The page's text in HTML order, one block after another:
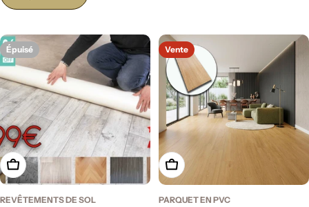
Épuisé
Choisissez les options
REVÊTEMENTS DE SOL
Vente
Ajouter au panier
PARQUET EN PVC